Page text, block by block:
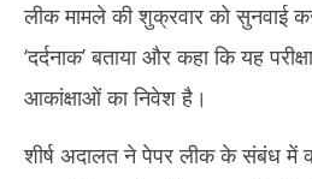
NOW
लीक मामले की शुक्रवार को सुनवाई
‘दर्दनाक’ बताया और कहा कि यह
आकांक्षाओं का निवेश है।
शीर्ष अदालत ने पेपर लीक के संबंध